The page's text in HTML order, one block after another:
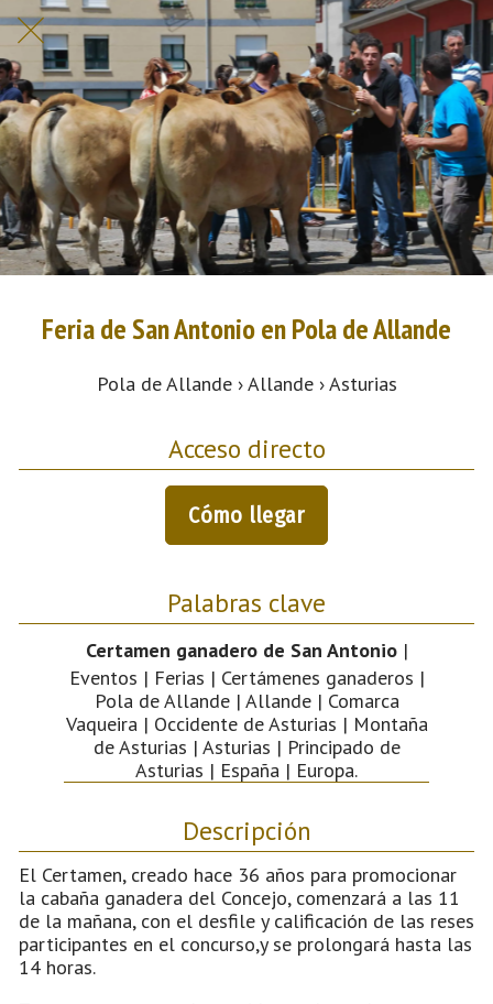
Feria de San Antonio en Pola de Allande
Pola de Allande › Allande › Asturias
Acceso directo
Cómo llegar
Palabras clave
Certamen ganadero de San Antonio|
Eventos | Ferias | Certámenes ganaderos |
Pola de Allande | Allande | Comarca
Vaqueira | Occidente de Asturias | Montaña
de Asturias | Asturias | Principado de
Asturias | España | Europa.
Descripción
El Certamen, creado hace 36 años para promocionar
la cabaña ganadera del Concejo, comenzará a las 11
de la mañana, con el desfile y calificación de las reses
participantes en el concurso,y se prolongará hasta las
14 horas.